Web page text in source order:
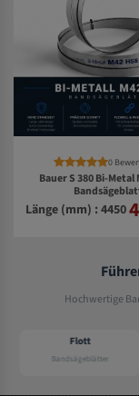
0
Bauer S 380 Bi-Metal
Länge (mm) : 4450
Hochwertige
Flott
Bandsägeblätter